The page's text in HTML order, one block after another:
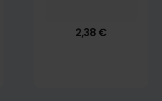
2,38 €